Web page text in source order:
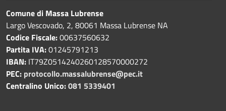
Comune di Massa Lubrense
Largo Vescovado, 2, 80061 Massa Lubrense NA
Codice Fiscale:00637560632
Partita IVA:01245791213
IBAN: IT79Z0514240260128570000272
PEC: protocollo.massalubrense@pec.it
Centralino Unico:081 5339401